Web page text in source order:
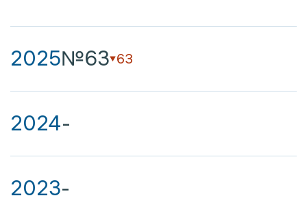
2025№63 63
2024-
2023-